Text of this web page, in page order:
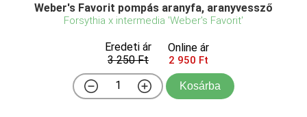
Weber's Favorit pompás aranyfa, aranyvessző
Forsythia x intermedia 'Weber's Favorit'
Eredeti ár
3 250 Ft
Online ár
2 950 Ft
Kosárba